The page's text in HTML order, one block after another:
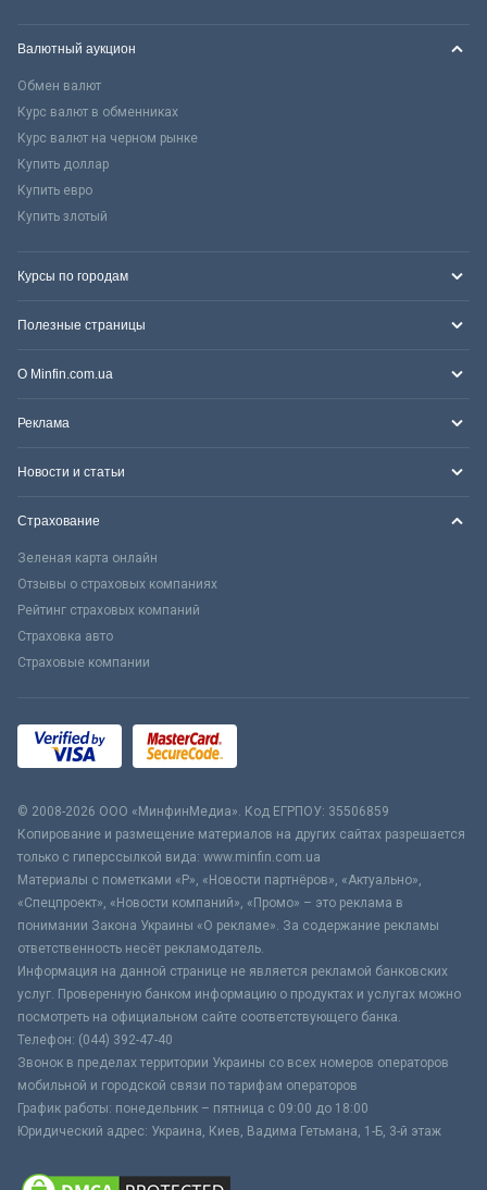
Валютный аукцион
Обмен валют
Курс валют в обменниках
Курс валют на черном рынке
Купить доллар
Купить евро
Купить злотый
Курсы по городам
Полезные страницы
О Minfin.com.ua
Реклама
Новости и статьи
Страхование
Зеленая карта онлайн
Отзывы о страховых компаниях
Рейтинг страховых компаний
Страховка авто
Страховые компании
© 2008-2026 ООО «МинфинМедиа». Код ЕГРПОУ: 35506859
Копирование и размещение материалов на других сайтах разрешается
только с гиперссылкой вида: www.minfin.com.ua
Материалы с пометками «Р», «Новости партнёров», «Актуально»,
«Спецпроект», «Новости компаний», «Промо» – это реклама в
понимании Закона Украины «О рекламе». За содержание рекламы
ответственность несёт рекламодатель.
Информация на данной странице не является рекламой банковских
услуг. Проверенную банком информацию о продуктах и услугах можно
посмотреть на официальном сайте соответствующего банка.
Телефон: (044) 392-47-40
Звонок в пределах территории Украины со всех номеров операторов
мобильной и городской связи по тарифам операторов
График работы: понедельник – пятница с 09:00 до 18:00
Юридический адрес: Украина, Киев, Вадима Гетьмана, 1-Б, 3-й этаж